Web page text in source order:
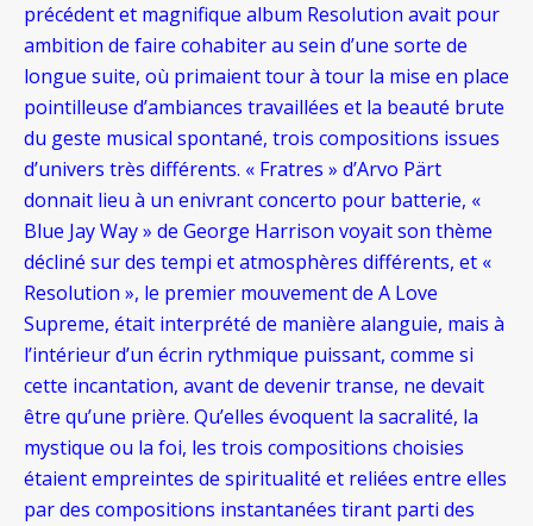
précédent et magnifique album Resolution avait pour
ambition de faire cohabiter au sein d’une sorte de
longue suite, où primaient tour à tour la mise en place
pointilleuse d’ambiances travaillées et la beauté brute
du geste musical spontané, trois compositions issues
d’univers très différents. « Fratres » d’Arvo Pärt
donnait lieu à un enivrant concerto pour batterie, «
Blue Jay Way » de George Harrison voyait son thème
décliné sur des tempi et atmosphères différents, et «
Resolution », le premier mouvement de A Love
Supreme, était interprété de manière alanguie, mais à
l’intérieur d’un écrin rythmique puissant, comme si
cette incantation, avant de devenir transe, ne devait
être qu’une prière. Qu’elles évoquent la sacralité, la
mystique ou la foi, les trois compositions choisies
étaient empreintes de spiritualité et reliées entre elles
par des compositions instantanées tirant parti des